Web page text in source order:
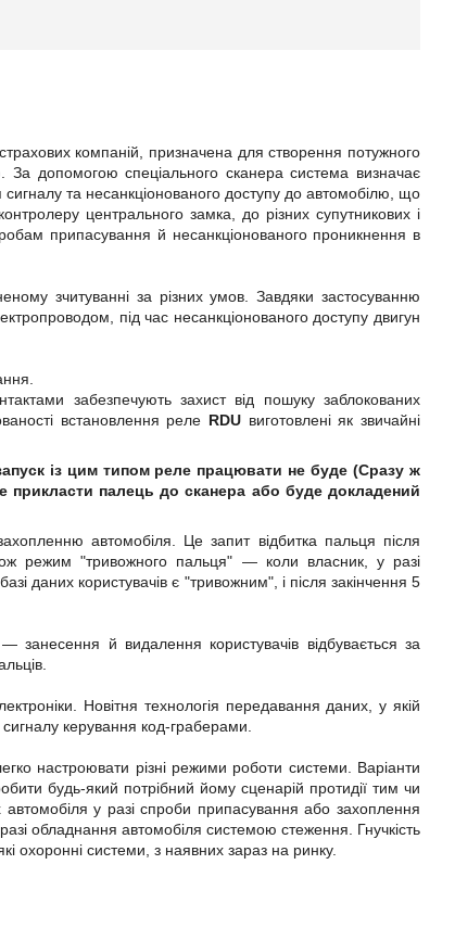
компаній, призначена для створення потужного
допомогою спеціального сканера система визначає
та несанкціонованого доступу до автомобілю, що
центрального замка, до різних супутникових і
припасування й несанкціонованого проникнення в
зчитуванні за різних умов. Завдяки застосуванню
під час несанкціонованого доступу двигун
забезпечують захист від пошуку заблокованих
встановлення реле RDU виготовлені як звичайні
із цим типом реле працювати не буде (Сразу ж
прикласти палець до сканера або буде докладений
автомобіля. Це запит відбитка пальця після
режим "тривожного пальця" — коли власник, у разі
даних користувачів є "тривожним", і після закінчення 5
й видалення користувачів відбувається за
Новітня технологія передавання даних, у якій
керування код-граберами.
настроювати різні режими роботи системи. Варіанти
будь-який потрібний йому сценарій протидії тим чи
у разі спроби припасування або захоплення
обладнання автомобіля системою стеження. Гнучкість
охоронні системи, з наявних зараз на ринку.